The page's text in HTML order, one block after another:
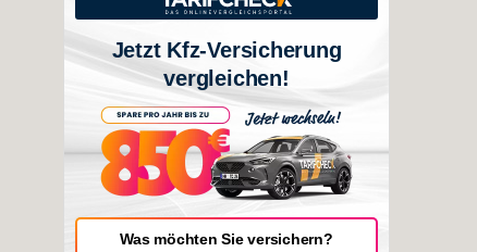
Jetzt Kfz-Versicherung
vergleichen!
Was möchten Sie versichern?